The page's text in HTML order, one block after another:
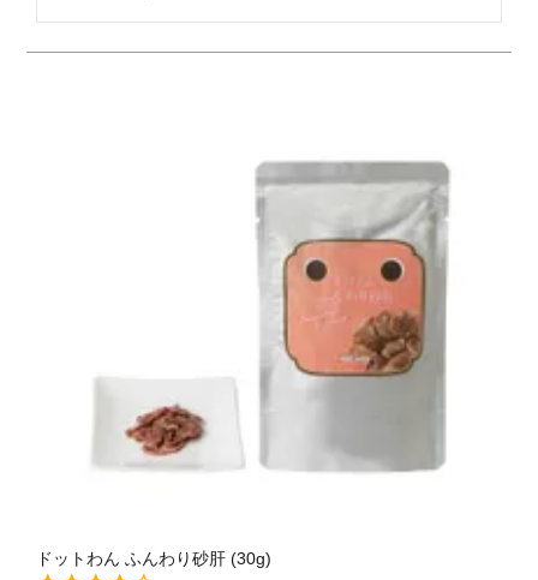
ドットわん ふんわり砂肝 (30g)